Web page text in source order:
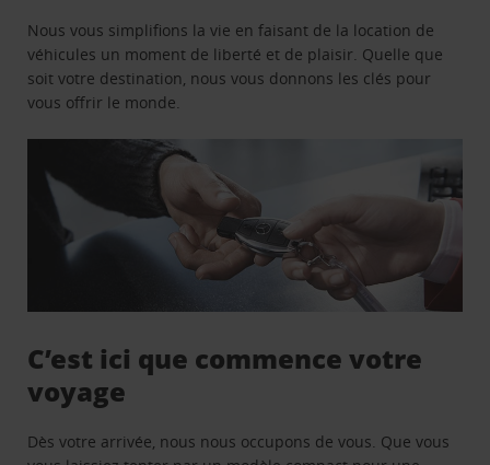
Nous vous simplifions la vie en faisant de la location de
véhicules un moment de liberté et de plaisir. Quelle que
soit votre destination, nous vous donnons les clés pour
vous offrir le monde.
C’est ici que commence votre
voyage
Dès votre arrivée, nous nous occupons de vous. Que vous